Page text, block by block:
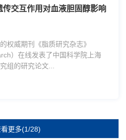
交互作用对血液胆固醇影响
权威期刊《脂质研究杂志》
）在线发表了中国科学院上海
组的研究论文...
更多(1/28)